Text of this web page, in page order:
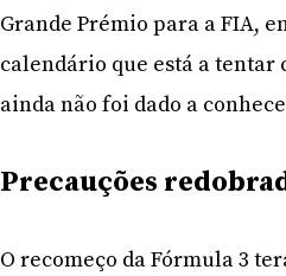
Grande Prémio para a FIA,
calendário que está a tentar
ainda não foi dado a
Precauções
O recomeço da Fórmula 3